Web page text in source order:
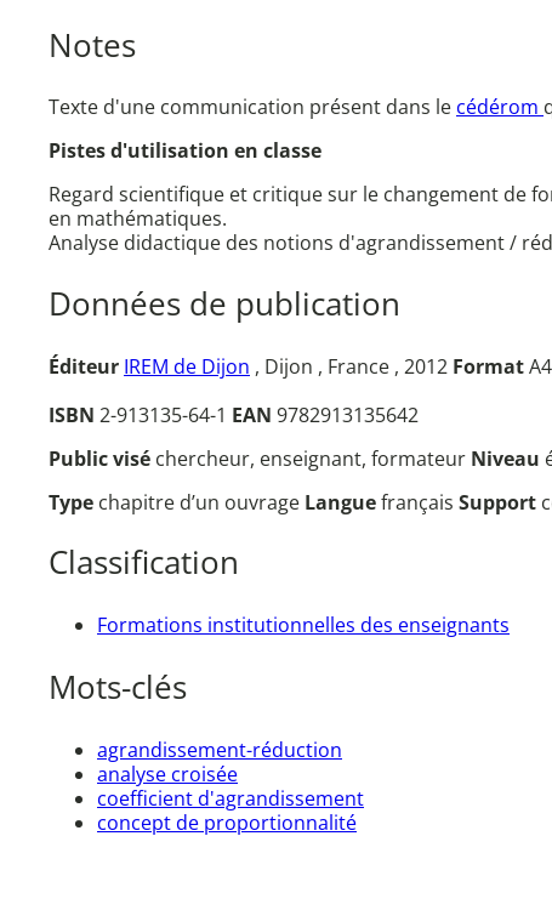
Notes
Texte d'une communication présent dans le cédérom
Pistes d'utilisation en classe
Regard scientifique et critique sur le changement de
en mathématiques.
Analyse didactique des notions d'agrandissement /
Données de publication
Éditeur IREM de Dijon , Dijon , France , 2012 Format
ISBN 2-913135-64-1 EAN 9782913135642
Public visé chercheur, enseignant, formateur Niveau
Type chapitre d’un ouvrage Languefrançais Support
Classification
Formations institutionnelles des enseignants
Mots-clés
agrandissement-réduction
analyse croisée
coefficient d'agrandissement
concept de proportionnalité